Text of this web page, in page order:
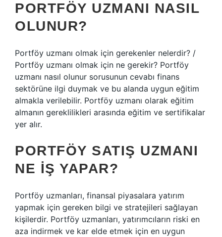
PORTFÖY UZMANI NASIL
OLUNUR?
Portföy uzmanı olmak için gerekenler nelerdir? /
Portföy uzmanı olmak için ne gerekir? Portföy
uzmanı nasıl olunur sorusunun cevabı finans
sektörüne ilgi duymak ve bu alanda uygun eğitim
almakla verilebilir. Portföy uzmanı olarak eğitim
almanın gereklilikleri arasında eğitim ve sertifikalar
yer alır.
PORTFÖY SATIŞ UZMANI
NE IŞ YAPAR?
Portföy uzmanları, finansal piyasalara yatırım
yapmak için gereken bilgi ve stratejileri sağlayan
kişilerdir. Portföy uzmanları, yatırımcıların riski en
aza indirmek ve kar elde etmek için en uygun